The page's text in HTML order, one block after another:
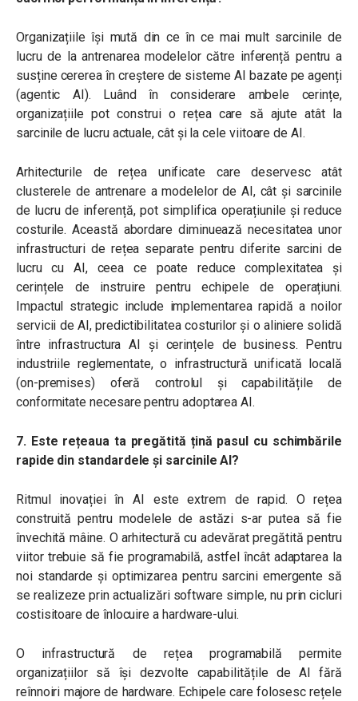
Organizațiile își mută din ce în ce mai mult sarcinile de
lucru de la antrenarea modelelor către inferență pentru a
susține cererea în creștere de sisteme AI bazate pe agenți
(agentic AI). Luând în considerare ambele cerințe,
organizațiile pot construi o rețea care să ajute atât la
sarcinile de lucru actuale, cât și la cele viitoare de AI.
Arhitecturile de rețea unificate care deservesc atât
clusterele de antrenare a modelelor de AI, cât și sarcinile
de lucru de inferență, pot simplifica operațiunile și reduce
costurile. Această abordare diminuează necesitatea unor
infrastructuri de rețea separate pentru diferite sarcini de
lucru cu AI, ceea ce poate reduce complexitatea și
cerințele de instruire pentru echipele de operațiuni.
Impactul strategic include implementarea rapidă a noilor
servicii de AI, predictibilitatea costurilor și o aliniere solidă
între infrastructura AI și cerințele de business. Pentru
industriile reglementate, o infrastructură unificată locală
(on-premises) oferă controlul și capabilitățile de
conformitate necesare pentru adoptarea AI.
7. Este rețeaua ta pregătită țină pasul cu schimbările
rapide din standardele și sarcinile AI?
Ritmul inovației în AI este extrem de rapid. O rețea
construită pentru modelele de astăzi s-ar putea să fie
învechită mâine. O arhitectură cu adevărat pregătită pentru
viitor trebuie să fie programabilă, astfel încât adaptarea la
noi standarde și optimizarea pentru sarcini emergente să
se realizeze prin actualizări software simple, nu prin cicluri
costisitoare de înlocuire a hardware-ului.
O infrastructură de rețea programabilă permite
organizațiilor să își dezvolte capabilitățile de AI fără
reînnoiri majore de hardware. Echipele care folosesc rețele